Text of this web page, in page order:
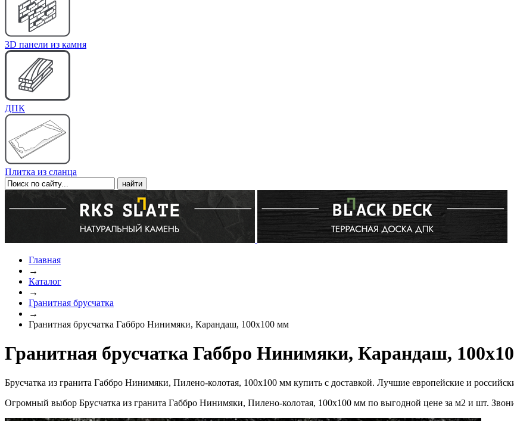
3D панели из камня
ДПК
Плитка из сланца
Главная
→
Каталог
→
Гранитная брусчатка
→
Гранитная брусчатка Габбро Нинимяки, Карандаш, 100х100 мм
Гранитная брусчатка Габбро Нинимяки, Карандаш,
Брусчатка из гранита Габбро Нинимяки, Пилено-колотая, 100х100 мм купить с доставкой. Лучшие европейские и
Огромный выбор Брусчатка из гранита Габбро Нинимяки, Пилено-колотая, 100х100 мм по выгодной цене за м2 и шт.